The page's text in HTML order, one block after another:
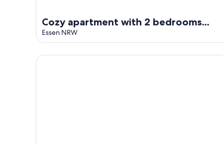
Cozy apartment with 2 bedrooms
opposite the Zollverein colliery
Essen NRW
Premier Inn Essen City Centre